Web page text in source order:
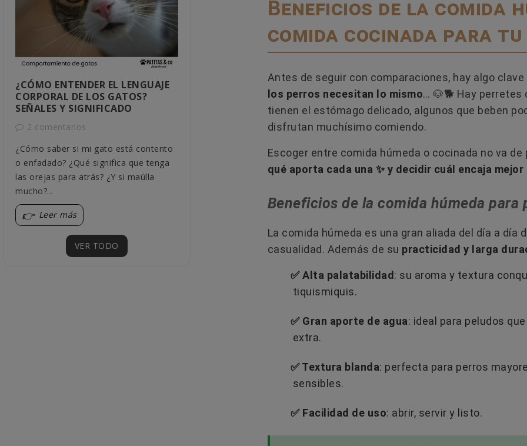
¿CÓMO ENTENDER EL LENGUAJE
CORPORAL DE LOS GATOS?
SEÑALES Y SIGNIFICADO
2 comentarios
¿Cómo saber si mi gato está contento
o enfadado? ¿Qué significa que tenga
las orejas para atrás? ¿Y si maúlla
mucho?...
Leer más
CÓMO SABER SI UN GATO ES
MACHO O HEMBRA
tu gato con métodos visuales y de
comportamiento. Explicación
MI PERRO TOSE COMO SI
TUVIERA ALGO ATORADO
GARGANTA
2 comentarios
¿Tu perro tose como si se
ahogando? Puede parecer un
atragantamiento, pero hay
VER TODO
Beneficios de la comida
comida cocinada para
Antes de seguir con comparaciones, hay algo
los perros necesitan lo mismo… 🐶🐕 Hay perretes
tienen el estómago delicado, algunos que beben
disfrutan muchísimo comiendo.
Escoger entre comida húmeda o cocinada no va de
qué aporta cada una ✨ y decidir cuál encaja mejor
Beneficios de la comida húmeda para
La comida húmeda es una gran aliada del día a día
casualidad. Además de su practicidad y larga
✅ Alta palatabilidad : su aroma y textura
tiquismiquis.
✅ Gran aporte de agua: ideal para peludos
extra.
✅ Textura blanda: perfecta para perros
sensibles.
✅ Facilidad de uso: abrir, servir y listo.